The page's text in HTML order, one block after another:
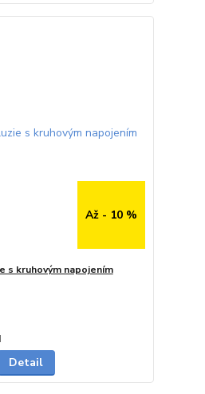
Až - 10 %
s kruhovým napojením
Detail